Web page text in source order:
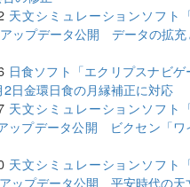
天文シミュレーションソフト
ップデータ公開 データの拡充
日食ソフト「エクリプスナビ
日金環日食の月縁補正に対応
天文シミュレーションソフト
ップデータ公開 ビクセン「ワ
天文シミュレーションソフト
ップデータ公開 平安時代の天